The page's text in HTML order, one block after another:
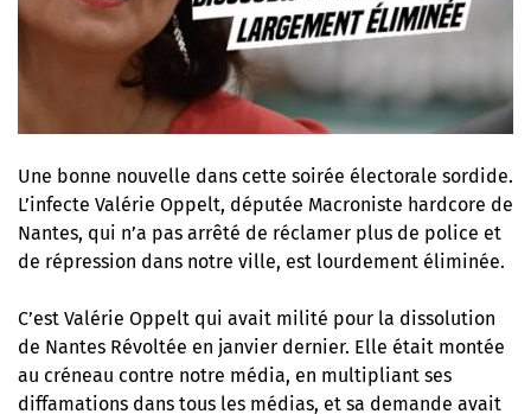
Une bonne nouvelle dans cette soirée électorale sordide.
L’infecte Valérie Oppelt, députée Macroniste hardcore de
Nantes, qui n’a pas arrêté de réclamer plus de police et
de répression dans notre ville, est lourdement éliminée.
C’est Valérie Oppelt qui avait milité pour la dissolution
de Nantes Révoltée en janvier dernier. Elle était montée
au créneau contre notre média, en multipliant ses
diffamations dans tous les médias, et sa demande avait